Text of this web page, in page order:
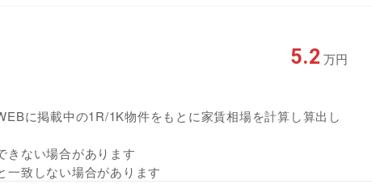
5.2 万円
に掲載中の1R/1K物件をもとに家賃相場を計算し算出し
きない場合があります
一致しない場合があります